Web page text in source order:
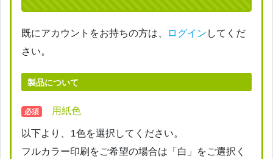
既にアカウントをお持ちの方は、 ログインしてくだ
さい。
製品について
必須 用紙色
以下より、1色を選択してください。
フルカラー印刷をご希望の場合は「白」をご選択く